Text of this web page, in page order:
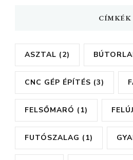
CÍMKÉK
ASZTAL (2)
CNC GÉP ÉPÍTÉS (3)
FELSŐMARÓ (1)
FUTÓSZALAG (1)